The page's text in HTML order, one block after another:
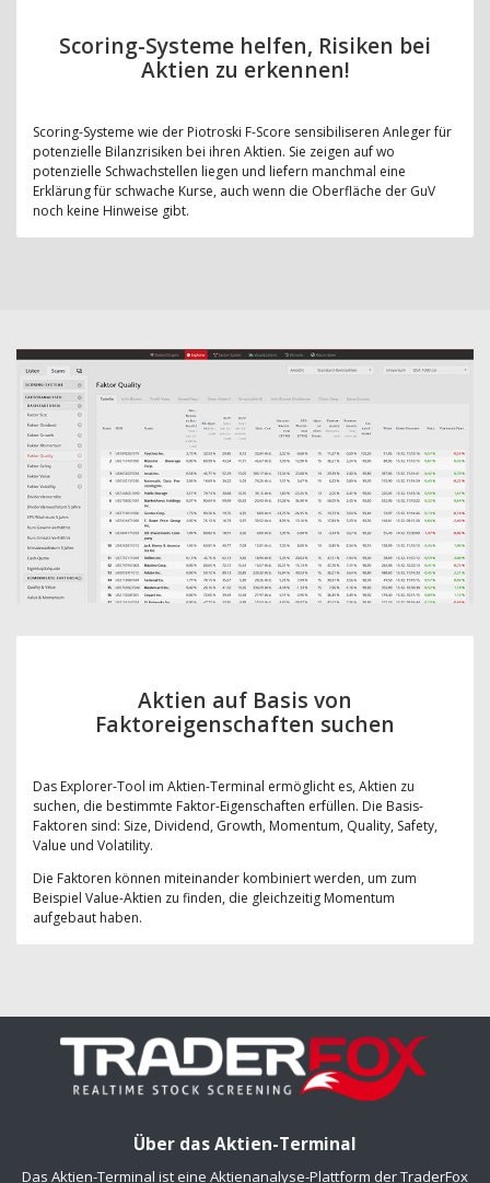
Scoring-Systeme helfen, Risiken bei
Aktien zu erkennen!
Scoring-Systeme wie der Piotroski F-Score sensibiliseren Anleger für
potenzielle Bilanzrisiken bei ihren Aktien. Sie zeigen auf wo
potenzielle Schwachstellen liegen und liefern manchmal eine
Erklärung für schwache Kurse, auch wenn die Oberfläche der GuV
noch keine Hinweise gibt.
Aktien auf Basis von
Faktoreigenschaften suchen
Das Explorer-Tool im Aktien-Terminal ermöglicht es, Aktien zu
suchen, die bestimmte Faktor-Eigenschaften erfüllen. Die Basis-
Faktoren sind: Size, Dividend, Growth, Momentum, Quality, Safety,
Value und Volatility.
Die Faktoren können miteinander kombiniert werden, um zum
Beispiel Value-Aktien zu finden, die gleichzeitig Momentum
aufgebaut haben.
Über das Aktien-Terminal
Das Aktien-Terminal ist eine Aktienanalyse-Plattform der TraderFox